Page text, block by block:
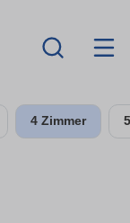
4 Zimmer